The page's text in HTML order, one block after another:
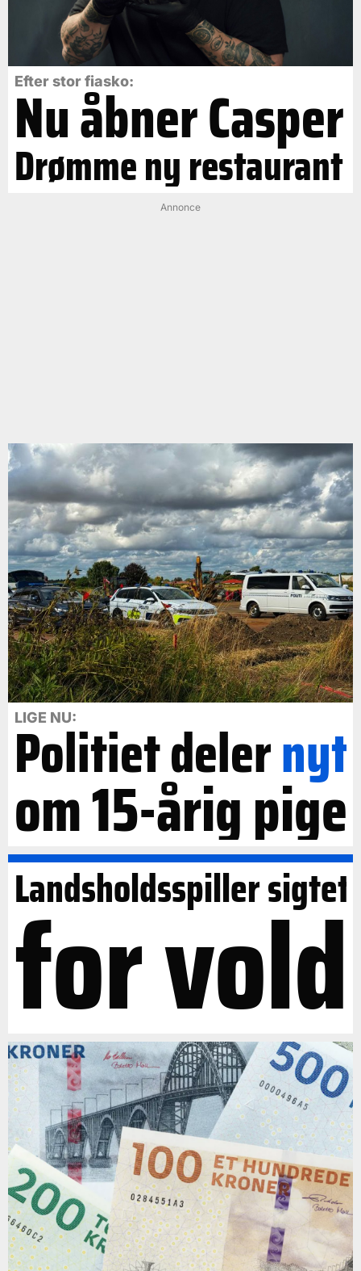
Efter stor fiasko:
Nu åbner Casper
Drømme ny restaurant
Annonce
LIGE NU:
Politiet delernyt
om 15-årig pige
Landsholdsspiller sigtet
for vold